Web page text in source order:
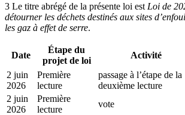
3 Le titre abrégé de la présente loi est Loi de
détourner les déchets destinés aux sites
les gaz à effet de serre.
Date
Étape du
projet de loi
Activité
2 juin
2026
Première
lecture
passage à l’étape de la
deuxième lecture
2 juin
2026
Première
lecture
vote